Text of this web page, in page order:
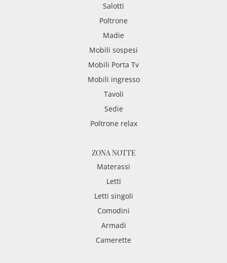
Salotti
Poltrone
Madie
Mobili sospesi
Mobili Porta Tv
Mobili ingresso
Tavoli
Sedie
Poltrone relax
ZONA NOTTE
Materassi
Letti
Letti singoli
Comodini
Armadi
Camerette